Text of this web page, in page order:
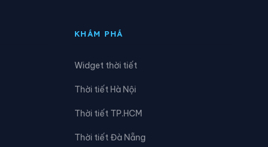
Xã Tĩnh Túc
KHÁM PHÁ
Widget thời tiết
Thời tiết Hà Nội
Thời tiết TP.HCM
Thời tiết Đà Nẵng